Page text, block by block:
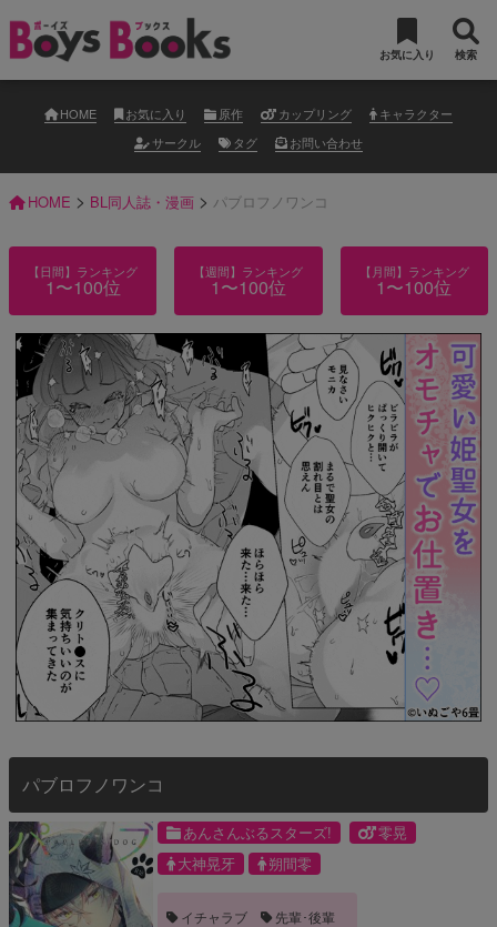
お気に入り 検索
HOME お気に入り 原作 カップリング
キャラクター
サークル
タグ お問い合わせ
HOME > BL同人誌・漫画 > パブロフノワンコ
【日間】ランキング
1〜100位
【週間】ランキング
1〜100位
【月間】ランキング
1〜100位
パブロフノワンコ
あんさんぶるスターズ!
零晃
大神晃牙
朔間零
イチャラブ 先輩･後輩